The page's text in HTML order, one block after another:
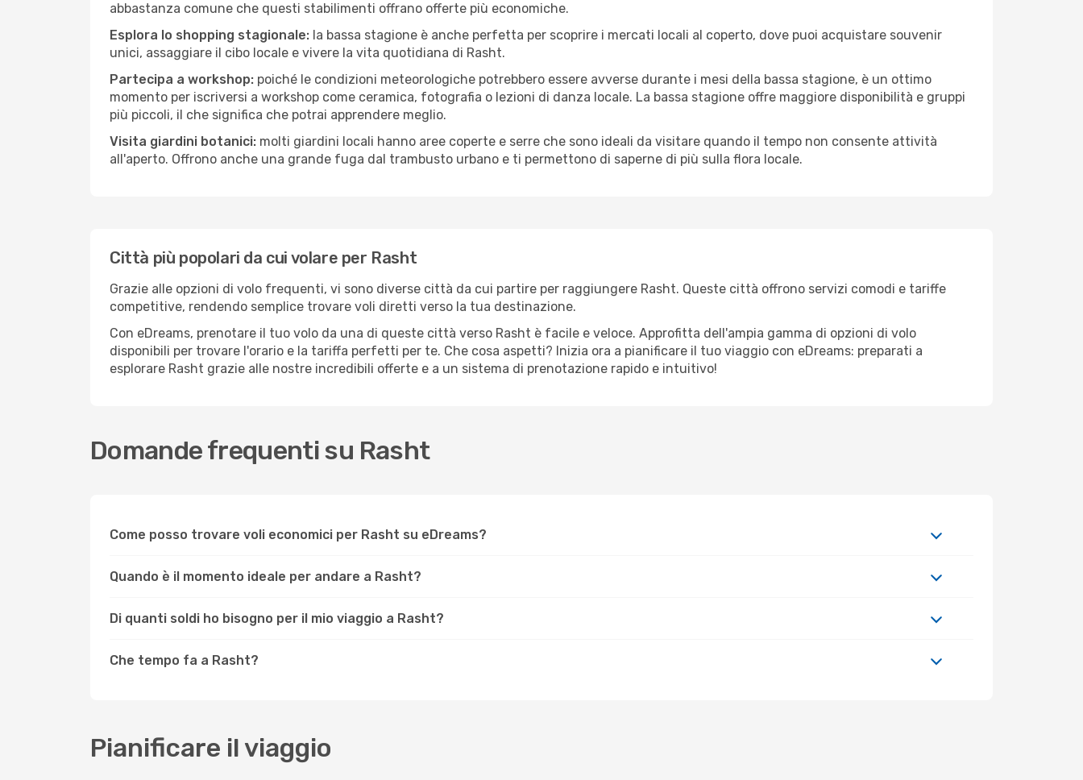
abbastanza comune che questi stabilimenti offrano offerte più economiche.
Esplora lo shopping stagionale: la bassa stagione è anche perfetta per scoprire i mercati locali al coperto, dove puoi acquistare souvenir
unici, assaggiare il cibo locale e vivere la vita quotidiana di Rasht.
Partecipa a workshop: poiché le condizioni meteorologiche potrebbero essere avverse durante i mesi della bassa stagione, è un ottimo
momento per iscriversi a workshop come ceramica, fotografia o lezioni di danza locale. La bassa stagione offre maggiore disponibilità e gruppi
più piccoli, il che significa che potrai apprendere meglio.
Visita giardini botanici: molti giardini locali hanno aree coperte e serre che sono ideali da visitare quando il tempo non consente attività
all'aperto. Offrono anche una grande fuga dal trambusto urbano e ti permettono di saperne di più sulla flora locale.
Città più popolari da cui volare per Rasht
Grazie alle opzioni di volo frequenti, vi sono diverse città da cui partire per raggiungere Rasht. Queste città offrono servizi comodi e tariffe
competitive, rendendo semplice trovare voli diretti verso la tua destinazione.
Con eDreams, prenotare il tuo volo da una di queste città verso Rasht è facile e veloce. Approfitta dell'ampia gamma di opzioni di volo
disponibili per trovare l'orario e la tariffa perfetti per te. Che cosa aspetti? Inizia ora a pianificare il tuo viaggio con eDreams: preparati a
esplorare Rasht grazie alle nostre incredibili offerte e a un sistema di prenotazione rapido e intuitivo!
Domande frequenti su Rasht
Come posso trovare voli economici per Rasht su eDreams?
Quando è il momento ideale per andare a Rasht?
Di quanti soldi ho bisogno per il mio viaggio a Rasht?
Che tempo fa a Rasht?
Pianificare il viaggio